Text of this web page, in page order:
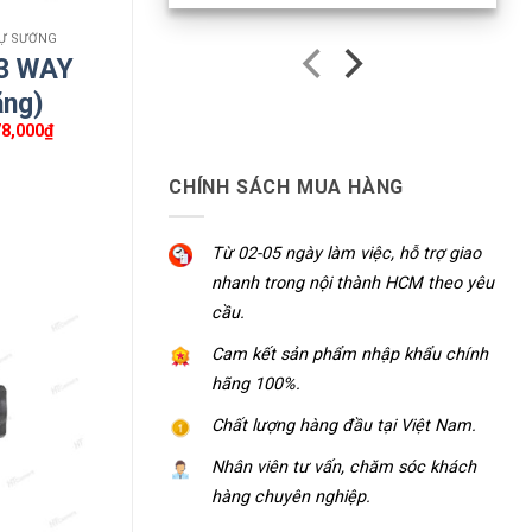
CHÍNH SÁCH MUA HÀNG
Từ 02-05 ngày làm việc, hỗ trợ giao
nhanh trong nội thành HCM theo yêu
cầu.
Cam kết sản phẩm nhập khẩu chính
hãng 100%.
Chất lượng hàng đầu tại Việt Nam.
Nhân viên tư vấn, chăm sóc khách
hàng chuyên nghiệp.
SƯỚNG
WAY
₫Giá
hiện